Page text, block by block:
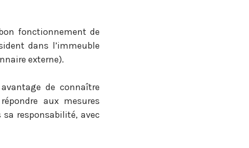
fonctionnement de
dans l’immeuble
externe).
de connaître
aux mesures
responsabilité, avec